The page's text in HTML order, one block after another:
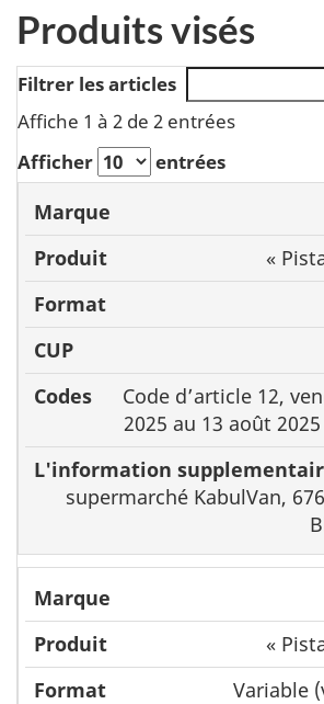
Produits visés
Filtrer les articles
Affiche 1 à 2 de 2 entrées
Afficher
entrées
Marque Produit
«
Code d’article 12,
2025 au 13 août
supermarché KabulVan,
«
Variable